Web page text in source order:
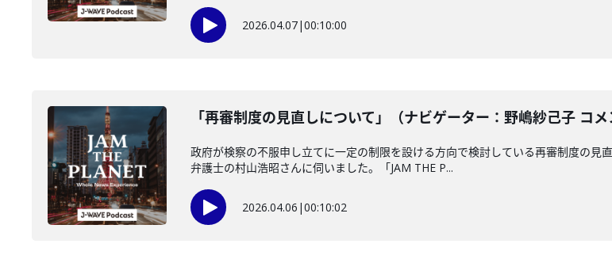
2026.04.07|00:10:00
「再審制度の見直しについて」（ナビゲーター：野嶋紗己子 コ
政府が検察の不服申し立てに一定の制限を設ける方向で検討している再審制度の
弁護士の村山浩昭さんに伺いました。「JAM THE P...
2026.04.06 |00:10:02